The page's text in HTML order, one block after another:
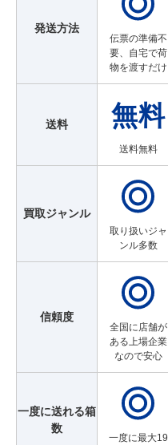
発送方法
伝票の準備不
要、自宅で荷
物を渡すだけ
送料
送料無料
買取ジャンル
取り扱いジャ
ンル多数
信頼度
全国に店舗が
ある上場企業
なので安心
一度に送れる箱
数
一度に最大19